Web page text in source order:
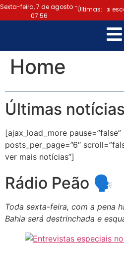
Sexta-feira, 7 de agosto -
07:56
Últimas:
Bruno Reis diz que oposição vai
Home
Últimas
[ajax_load_more
posts_per_page=”6″
ver mais notícias”]
Rádio Peão 🗣
Toda sexta-feira, com a pena
Bahia será destrinchada e